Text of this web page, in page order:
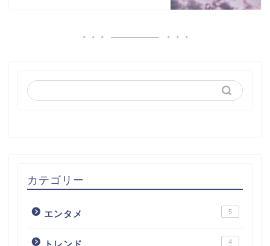
カテゴリー
エンタメ 5
トレンド 4